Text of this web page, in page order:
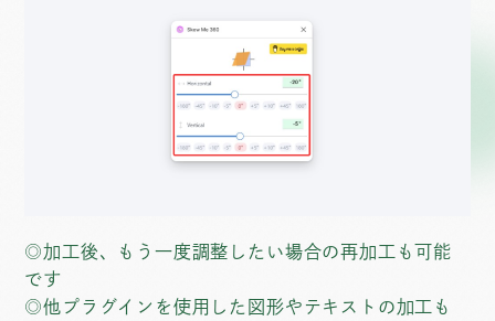
◎加工後、もう一度調整したい場合の再加工も可能
です
◎他プラグインを使用した図形やテキストの加工も